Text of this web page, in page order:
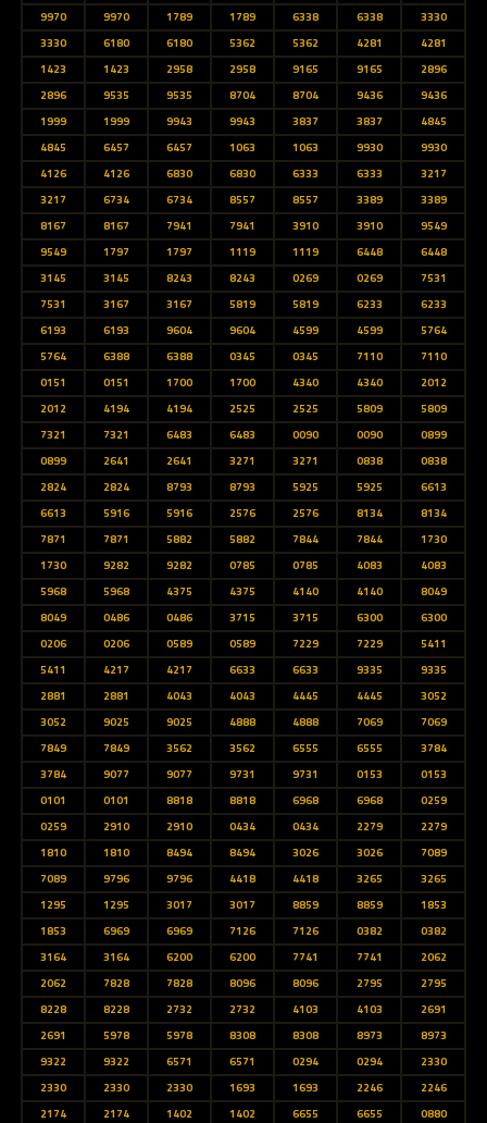
9970
9970 1789 1789 6338 6338
3330
3330
6180 6180 5362 5362 4281
4281
1423
1423 2958 2958 9165 9165
2896
2896
9535 9535 8704 8704 9436
9436
1999
1999 9943 9943 3837 3837
4845
4845
6457 6457 1063 1063 9930
9930
4126
4126 6830 6830 6333 6333
3217
3217
6734 6734 8557 8557 3389
3389
8167
8167 7941 7941 3910 3910
9549
9549
1797 1797 1119 1119 6448
6448
3145
3145 8243 8243 0269 0269
7531
7531
3167 3167 5819 5819 6233
6233
6193
6193 9604 9604 4599 4599
5764
5764
6388 6388 0345 0345 7110
7110
0151
0151 1700 1700 4340 4340
2012
2012
4194 4194 2525 2525 5809
5809
7321
7321 6483 6483 0090 0090
0899
0899
2641 2641 3271 3271 0838
0838
2824
2824 8793 8793 5925 5925
6613
6613
5916 5916 2576 2576 8134
8134
7871
7871 5882 5882 7844 7844
1730
1730
9282 9282 0785 0785 4083
4083
5968
5968 4375 4375 4140 4140
8049
8049
0486 0486 3715 3715 6300
6300
0206
0206 0589 0589 7229 7229
5411
5411
4217 4217 6633 6633 9335
9335
2881
2881 4043 4043 4445 4445
3052
3052
9025 9025 4888 4888 7069
7069
7849
7849 3562 3562 6555 6555
3784
3784
9077 9077 9731 9731 0153
0153
0101
0101 8818 8818 6968 6968
0259
0259
2910 2910 0434 0434 2279
2279
1810
1810 8494 8494 3026 3026
7089
7089
9796 9796 4418 4418 3265
3265
1295
1295 3017 3017 8859 8859
1853
1853
6969 6969 7126 7126 0382
0382
3164
3164 6200 6200 7741 7741
2062
2062
7828 7828 8096 8096 2795
2795
8228
8228 2732 2732 4103 4103
2691
2691
5978 5978 8308 8308 8973
8973
9322
9322 6571 6571 0294 0294
2330
2330
2330 2330 1693 1693 2246
2246
2174
2174 1402 1402 6655 6655
0880